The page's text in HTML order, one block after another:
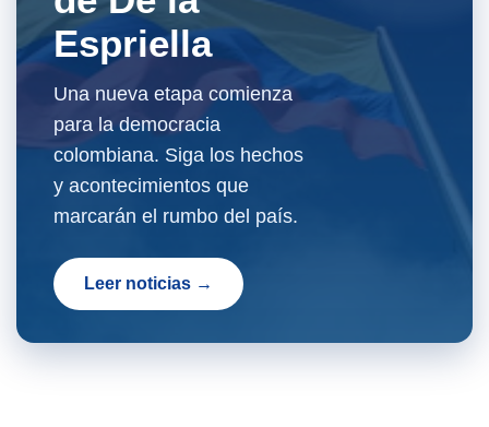
Espriella
Una nueva etapa comienza
para la democracia
colombiana. Siga los hechos
y acontecimientos que
marcarán el rumbo del país.
Leer noticias →